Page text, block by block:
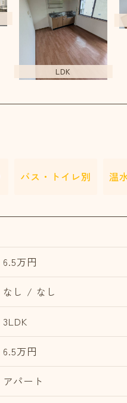
LDK
バス・トイレ別 温
6.5万円
なし / なし
3LDK
6.5万円
アパート